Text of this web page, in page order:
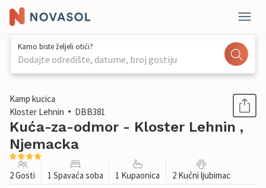
Kamo biste željeli otići?
Dodajte odredište, datume, broj gostiju
1 / 1
Kamp kucica
Kloster Lehnin
DBB381
Kuća-za-odmor - Kloster Lehnin ,
Njemacka
2 Gosti 1 Spavaća soba 1 Kupaonica 2 Kućni ljubimac